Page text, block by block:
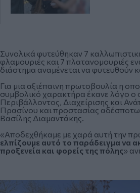
Συνολικά φυτεύθηκαν 7
φλαμουριές και 7 πλατανομουριές
διάστημα αναμένεται να φυτευθούν
Για μια αξιέπαινη πρωτοβουλία η
συμβολικό χαρακτήρα έκανε λόγο ο
Περιβάλλοντος, Διαχείρισης και
Πρασίνου και προστασίας
Βασίλης Διαμαντάκης.
«Αποδεχθήκαμε με χαρά αυτή την
ελπίζουμε αυτό το παράδειγμα να
προξενεία και φορείς της πόλης»